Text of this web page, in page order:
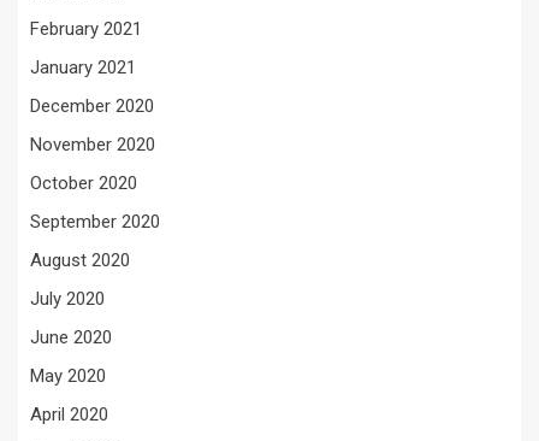
February 2021
January 2021
December 2020
November 2020
October 2020
September 2020
August 2020
July 2020
June 2020
May 2020
April 2020